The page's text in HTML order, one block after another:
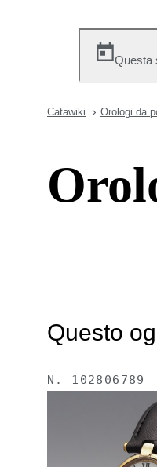
Questa
Catawiki Orologi da
Questo
N. 102806789